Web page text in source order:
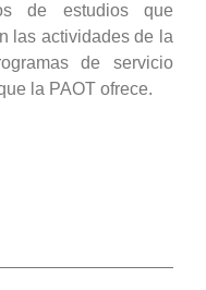
de estudios que
las actividades de la
de servicio
la PAOT ofrece.